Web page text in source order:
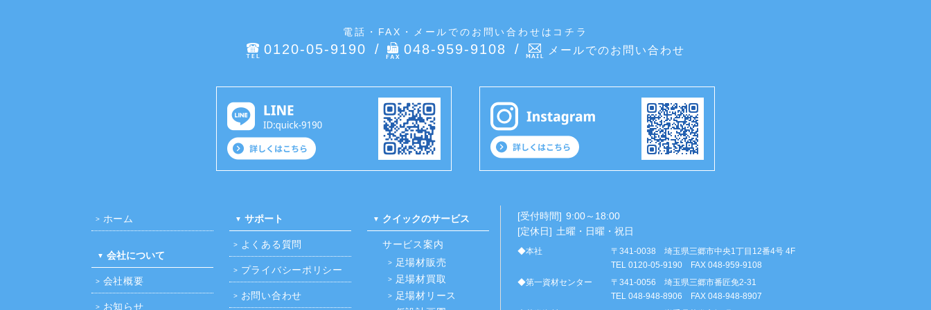
電話・FAX・メールでのお問い合わせはコチラ
0120-05-9190 048-959-9108 メールでのお問い合わせ
ホーム
会社について
会社概要
お知らせ
サポート
よくある質問
プライバシーポリシー
お問い合わせ
クイックのサービス
サービス案内
足場材販売
足場材買取
足場材リース
[受付時間] 9:00～18:00
[定休日] 土曜・日曜・祝日
◆本社
〒341-0038 埼玉県三郷市中央1丁目12番4号 4F
TEL 0120-05-9190 FAX 048-959-9108
◆第一資材センター
〒341-0056 埼玉県三郷市番匠免2-31
TEL 048-948-8906 FAX 048-948-8907